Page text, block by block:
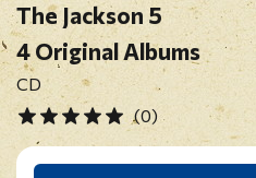
The Jackson 5
4 Original Albums
CD
(0)